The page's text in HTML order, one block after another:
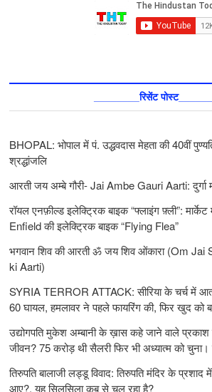
________रिसेंट
BHOPAL: भोपाल में पं. उद्धवदास मेहता की 40वीं
श्रद्धांजलि
आरती जय अम्बे गौरी- Jai Ambe Gauri Aarti: दुर्गा
रॉयल एनफ़ील्ड इलेक्ट्रिक बाइक “फ्लाइंग फ़्ली”:
Enfield की इलेक्ट्रिक बाइक “Flying Flea”
भगवान शिव की आरती ॐ जय शिव ओंकारा (Om
ki Aarti)
SYRIA TERROR ATTACK: सीरिया के चर्च में
60 घायल, हमलावर ने पहले फायरिंग की, फिर खुद को
उद्योगपति मुकेश अम्बानी के ख़ास कहे जाने वाले प्रकाश
जीवन? 75 करोड़ थी सैलरी फिर भी अध्यात्म को
तिरुपति बालाजी लड्डू विवाद: तिरुपति मंदिर के
आए?, यह सिलसिला कब से चल रहा है?